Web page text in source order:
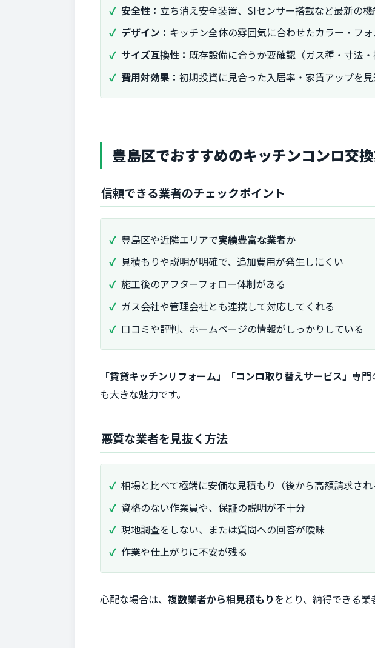
安全性： 立ち消え安全装置、SIセンサー搭載など最新の
デザイン： キッチン全体の雰囲気に合わせたカラー・フ
サイズ互換性： 既存設備に合うか要確認（ガス種・寸法・
費用対効果： 初期投資に見合った入居率・家賃アップを
豊島区でおすすめのキッチンコンロ交
信頼できる業者のチェックポイント
豊島区や近隣エリアで実績豊富な業者か
見積もりや説明が明確で、追加費用が発生しにくい
施工後のアフターフォロー体制がある
ガス会社や管理会社とも連携して対応してくれる
口コミや評判、ホームページの情報がしっかりしている
「賃貸キッチンリフォーム」「コンロ取り替えサービス」 専門
も大きな魅力です。
悪質な業者を見抜く方法
相場と比べて極端に安価な見積もり（後から高額請求され
資格のない作業員や、保証の説明が不十分
現地調査をしない、または質問への回答が曖昧
作業や仕上がりに不安が残る
心配な場合は、 複数業者から相見積もりをとり、納得できる業